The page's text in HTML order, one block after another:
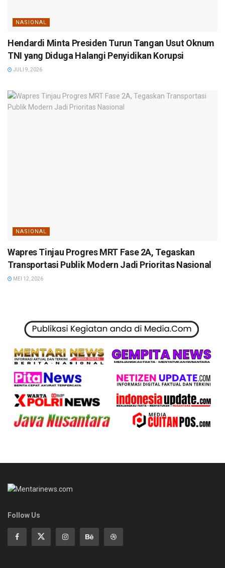
NASIONAL
Hendardi Minta Presiden Turun Tangan Usut Oknum
TNI yang Diduga Halangi Penyidikan Korupsi
JULI 9, 2026
NASIONAL
Wapres Tinjau Progres MRT Fase 2A, Tegaskan
Transportasi Publik Modern Jadi Prioritas Nasional
MEI 12, 2026
Follow Us